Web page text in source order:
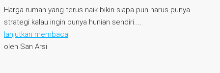
Harga rumah yang terus naik bikin siapa pun harus punya
strategi kalau ingin punya hunian sendiri....
lanjutkan membaca
oleh San Arsi